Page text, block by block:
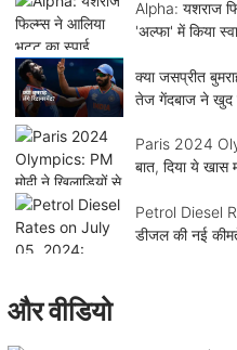
Alpha: यशराज
'अल्फा' में किया
क्या जसप्रीत
तेज गेंदबाज ने खुद
Paris 2024
बात, दिया ये खास
Petrol Diesel
डीजल की नई
और वीडियो